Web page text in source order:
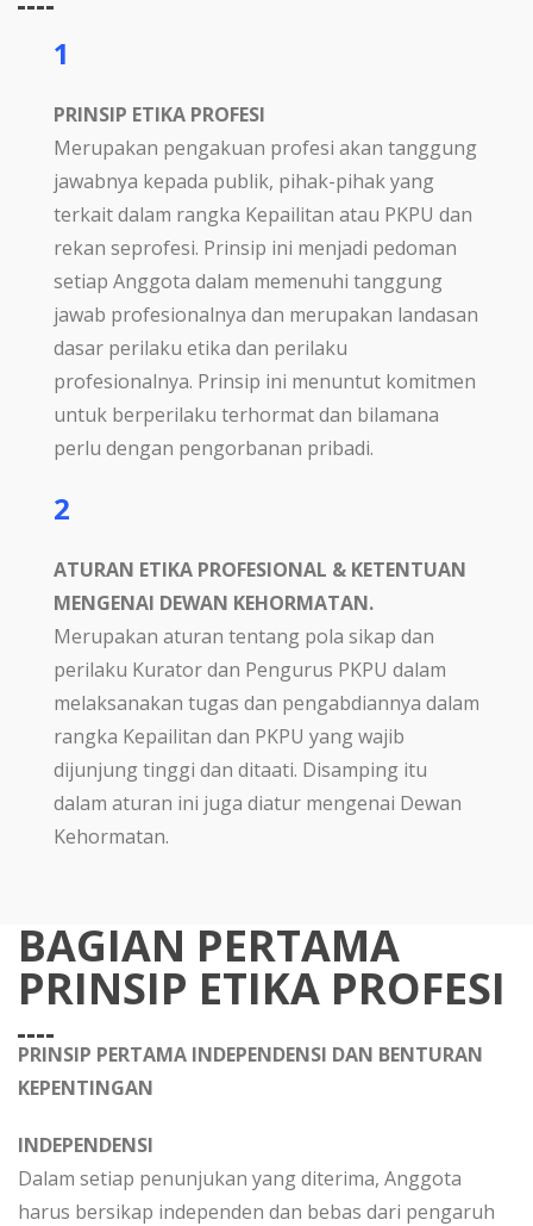
1
PRINSIP ETIKA PROFESI
Merupakan pengakuan profesi akan tanggung
jawabnya kepada publik, pihak-pihak yang
terkait dalam rangka Kepailitan atau PKPU dan
rekan seprofesi. Prinsip ini menjadi pedoman
setiap Anggota dalam memenuhi tanggung
jawab profesionalnya dan merupakan landasan
dasar perilaku etika dan perilaku
profesionalnya. Prinsip ini menuntut komitmen
untuk berperilaku terhormat dan bilamana
perlu dengan pengorbanan pribadi.
2
ATURAN ETIKA PROFESIONAL & KETENTUAN
MENGENAI DEWAN KEHORMATAN.
Merupakan aturan tentang pola sikap dan
perilaku Kurator dan Pengurus PKPU dalam
melaksanakan tugas dan pengabdiannya dalam
rangka Kepailitan dan PKPU yang wajib
dijunjung tinggi dan ditaati. Disamping itu
dalam aturan ini juga diatur mengenai Dewan
Kehormatan.
BAGIAN PERTAMA
PRINSIP ETIKA PROFESI
PRINSIP PERTAMA INDEPENDENSI DAN BENTURAN
KEPENTINGAN
INDEPENDENSI
Dalam setiap penunjukan yang diterima, Anggota
harus bersikap independen dan bebas dari pengaruh